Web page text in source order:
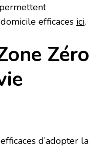
efficaces ici.
Zéro
d’adopter la